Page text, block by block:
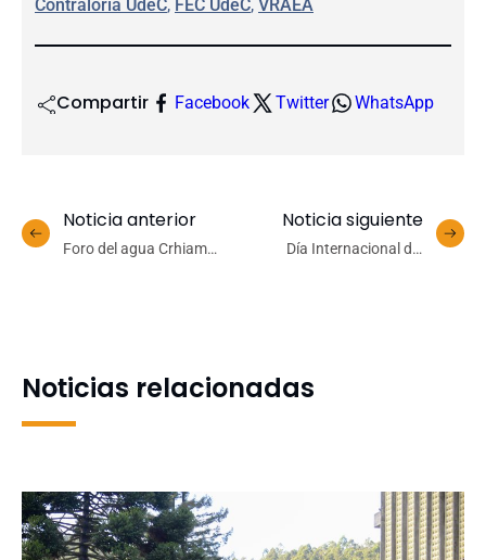
Contraloría UdeC, FEC UdeC, VRAEA
Compartir Facebook Twitter WhatsApp
Noticia anterior
Foro del agua Crhiam
Noticia siguiente
Día Internacional del
Noticias relacionadas